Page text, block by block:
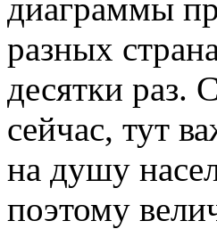
диаграммы
разных
десятки раз.
сейчас, тут
на душу
поэтому